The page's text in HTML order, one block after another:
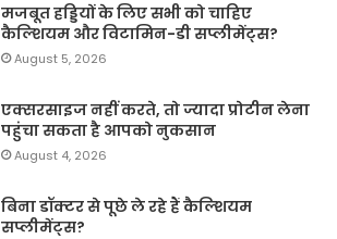
मजबूत हड्डियों के लिए सभी को चाहिए
कैल्शियम और विटामिन-डी सप्लीमेंट्स?
August 5, 2026
एक्सरसाइज नहीं करते, तो ज्यादा प्रोटीन लेना
पहुंचा सकता है आपको नुकसान
August 4, 2026
बिना डॉक्टर से पूछे ले रहे हैं कैल्शियम
सप्लीमेंट्स?